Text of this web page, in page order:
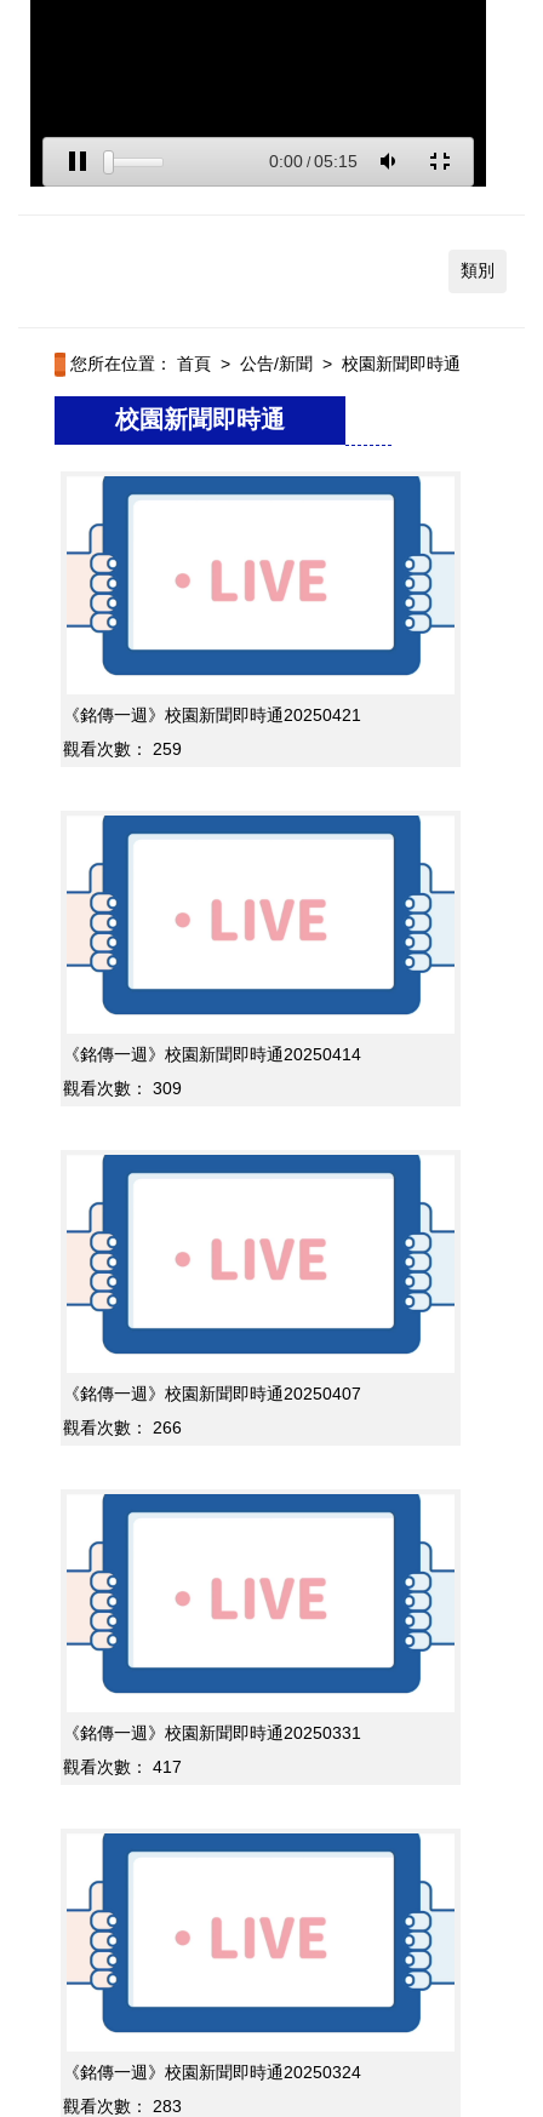
類別
您所在位置： 首頁 > 公告/新聞 > 校園新聞即時通
校園新聞即時通
《銘傳一週》校園新聞即時通20250421
觀看次數：
259
《銘傳一週》校園新聞即時通20250414
觀看次數：
309
《銘傳一週》校園新聞即時通20250407
觀看次數：
266
《銘傳一週》校園新聞即時通20250331
觀看次數：
417
《銘傳一週》校園新聞即時通20250324
觀看次數：
283